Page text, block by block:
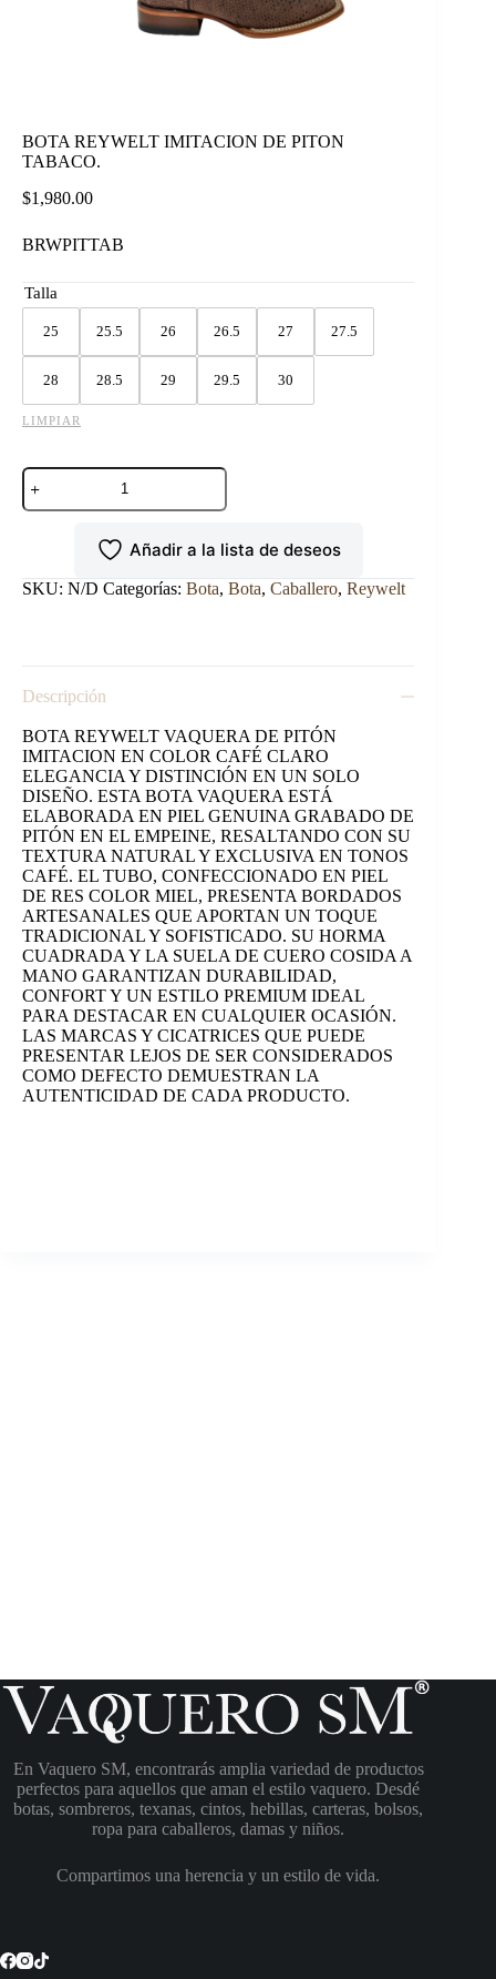
BOTA REYWELT IMITACION DE PITON
TABACO.
$1,980.00
BRWPITTAB
Talla
25 25.5 26 26.5 27 27.5
28 28.5 29 29.5 30
LIMPIAR
BOTA
REYWELT
IMITACION
cantidad
Añadir a la lista de deseos
SKU: N/D Categorías: Bota, Bota, Caballero, Reywelt
Descripción
BOTA REYWELT VAQUERA DE PITÓN
IMITACION EN COLOR CAFÉ CLARO
ELEGANCIA Y DISTINCIÓN EN UN SOLO
DISEÑO. ESTA BOTA VAQUERA ESTÁ
ELABORADA EN PIEL GENUINA GRABADO DE
PITÓN EN EL EMPEINE, RESALTANDO CON SU
TEXTURA NATURAL Y EXCLUSIVA EN TONOS
CAFÉ. EL TUBO, CONFECCIONADO EN PIEL
DE RES COLOR MIEL, PRESENTA BORDADOS
ARTESANALES QUE APORTAN UN TOQUE
TRADICIONAL Y SOFISTICADO. SU HORMA
CUADRADA Y LA SUELA DE CUERO COSIDA A
MANO GARANTIZAN DURABILIDAD,
CONFORT Y UN ESTILO PREMIUM IDEAL
PARA DESTACAR EN CUALQUIER OCASIÓN.
LAS MARCAS Y CICATRICES QUE PUEDE
PRESENTAR LEJOS DE SER CONSIDERADOS
COMO DEFECTO DEMUESTRAN LA
AUTENTICIDAD DE CADA PRODUCTO.
En Vaquero SM, encontrarás amplia variedad de productos
perfectos para aquellos que aman el estilo vaquero. Desdé
botas, sombreros, texanas, cintos, hebillas, carteras, bolsos,
ropa para caballeros, damas y niños.
Compartimos una herencia y un estilo de vida.